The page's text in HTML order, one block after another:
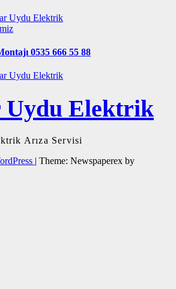
Uydu Elektrik
0535 666 55 88
Uydu Elektrik
Uydu Elektrik
Arıza Servisi
| Theme: Newspaperex by